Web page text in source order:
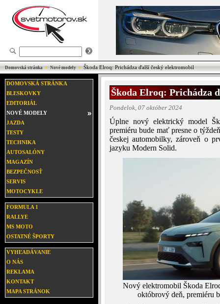
Domovská stránka Nové modely Škoda Elroq: Prichádza ďalší český elektromobil
DOMOVSKÁ STRÁNKA
BLESKOVKY
EDITORIÁL
NOVÉ MODELY
JAZDA
TESTY
TECHNIKA
AUTOSALÓNY
MAGAZÍN
BEZPEČNOSŤ
SERVIS
MOTOCYKLE
FORMULA 1
RALLYE
MS MOTO
OSTATNÉ ŠPORTY
VYHĽADÁVANIE
O NÁS
REKLAMA
KONTAKT
MAPA STRÁNOK
Škoda Elroq: Prichádza
Pondelok, 07 október 2024
Úplne nový elektrický model
premiéru bude mať presne o
českej automobilky, zároveň o
jazyku Modern Solid.
Nový elektromobil Škoda
októbrový deň, premiéru